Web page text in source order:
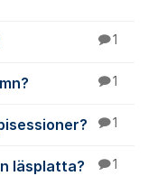
1
1
1
läsplatta? 1